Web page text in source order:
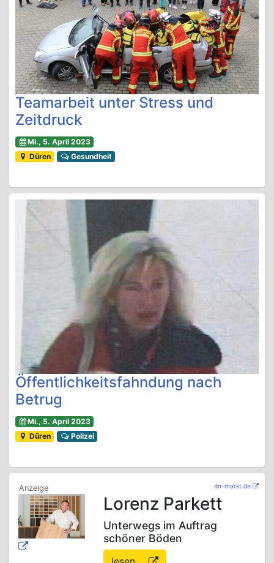
Teamarbeit unter Stress und
Zeitdruck
Mi., 5. April 2023
Düren
Gesundheit
Öffentlichkeitsfahndung nach
Betrug
Mi., 5. April 2023
Düren
Polizei
dn-markt.de
Lorenz Parkett
Unterwegs im Auftrag
schöner Böden